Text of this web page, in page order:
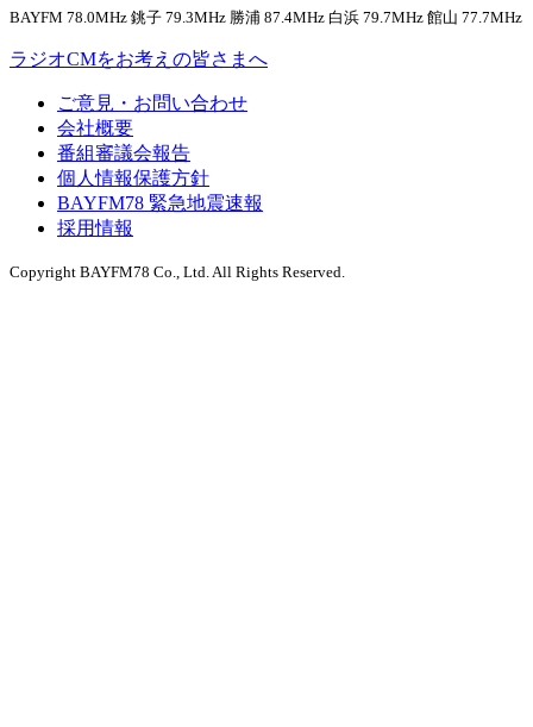
BAYFM 78.0MHz 銚子 79.3MHz 勝浦 87.4MHz 白浜 79.7MHz 館山 77.7MHz
ラジオCMをお考えの皆さまへ
ご意見・お問い合わせ
会社概要
番組審議会報告
個人情報保護方針
BAYFM78 緊急地震速報
採用情報
Copyright BAYFM78 Co., Ltd. All Rights Reserved.